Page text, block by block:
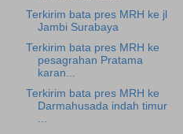
Terkirim bata pres MRH ke jl
Jambi Surabaya
Terkirim bata pres MRH ke
pesagrahan Pratama
karan...
Terkirim bata pres MRH ke
Darmahusada indah timur
...